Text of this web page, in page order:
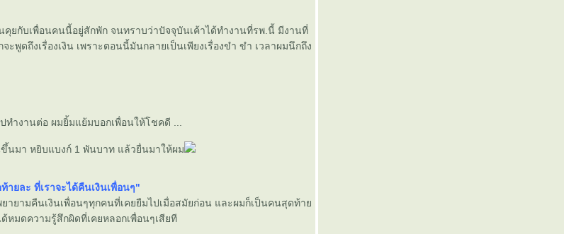
คุยกับเพื่อนคนนี้อยู่สักพัก จนทราบว่าปัจจุบันเค้าได้ทำงานที่รพ.นี้ มีงานที่
พูดถึงเรื่องเงิน เพราะตอนนี้มันกลายเป็นเพียงเรื่องขำ ขำ เวลาผมนึกถึง
ำงานต่อ ผมยิ้มแย้มบอกเพื่อนให้โชคดี ...
นมา หยิบแบงก์ 1 พันบาท แล้วยื่นมาให้ผม
ายละ ที่เราจะได้คืนเงินเพื่อนๆ"
ายามคืนเงินเพื่อนๆทุกคนที่เคยยืมไปเมื่อสมัยก่อน และผมก็เป็นคนสุดท้า
หมดความรู้สึกผิดที่เคยหลอกเพื่อนๆเสียที